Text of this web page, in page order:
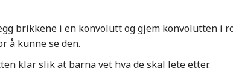
brikkene i en konvolutt og gjem konvolutten i
å kunne se den.
klar slik at barna vet hva de skal lete etter.